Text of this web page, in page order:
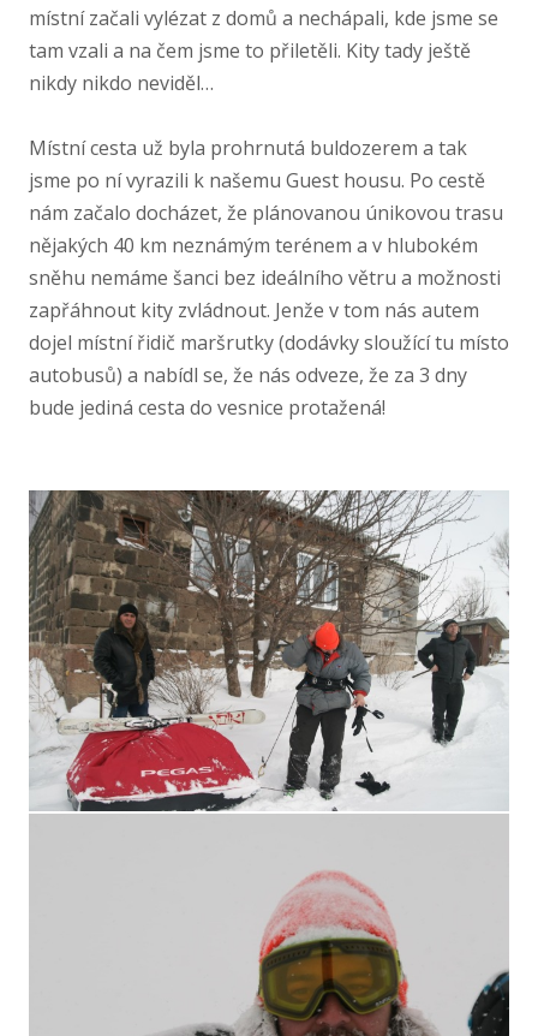
místní začali vylézat z domů a nechápali, kde jsme se
tam vzali a na čem jsme to přiletěli. Kity tady ještě
nikdy nikdo neviděl…
Místní cesta už byla prohrnutá buldozerem a tak
jsme po ní vyrazili k našemu Guest housu. Po cestě
nám začalo docházet, že plánovanou únikovou trasu
nějakých 40 km neznámým terénem a v hlubokém
sněhu nemáme šanci bez ideálního větru a možnosti
zapřáhnout kity zvládnout. Jenže v tom nás autem
dojel místní řidič maršrutky (dodávky sloužící tu místo
autobusů) a nabídl se, že nás odveze, že za 3 dny
bude jediná cesta do vesnice protažená!